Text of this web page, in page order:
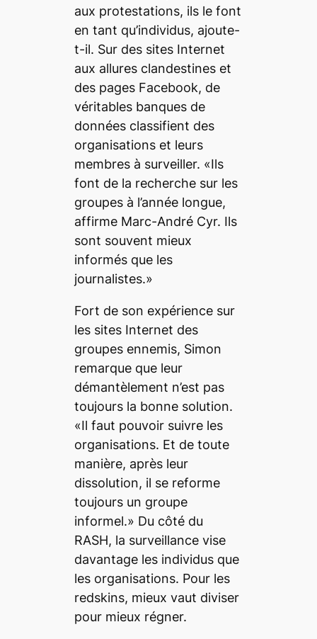
aux protestations, ils le font
en tant qu’individus, ajoute-
t-il. Sur des sites Internet
aux allures clandestines et
des pages Facebook, de
véritables banques de
données classifient des
organisations et leurs
membres à surveiller. «Ils
font de la recherche sur les
groupes à l’année longue,
affirme Marc-André Cyr. Ils
sont souvent mieux
informés que les
journalistes.»
Fort de son expérience sur
les sites Internet des
groupes ennemis, Simon
remarque que leur
démantèlement n’est pas
toujours la bonne solution.
«Il faut pouvoir suivre les
organisations. Et de toute
manière, après leur
dissolution, il se reforme
toujours un groupe
informel.» Du côté du
RASH, la surveillance vise
davantage les individus que
les organisations. Pour les
redskins, mieux vaut diviser
pour mieux régner.